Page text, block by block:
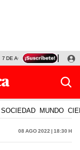
7 DE AGOSTO OLLANTA
SOCIEDAD MUNDO
08 Ago 2022 | 18:30 h